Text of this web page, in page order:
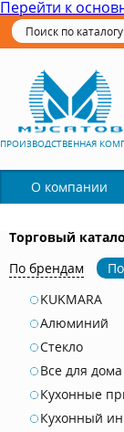
Перейти к
ПРОИЗВОДСТВЕННАЯ
О компании
Торговый
По брендам
KUKMARA
Алюминий
Стекло
Все для
Кухонные
Кухонный